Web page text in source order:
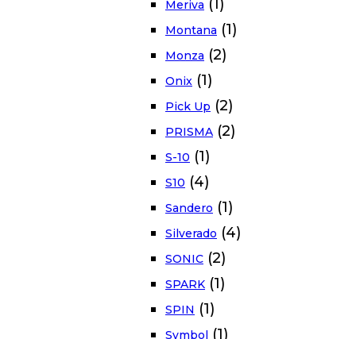
Meriva (1)
Montana (1)
Monza (2)
Onix (1)
Pick Up (2)
PRISMA (2)
S-10 (1)
S10 (4)
Sandero (1)
Silverado (4)
SONIC (2)
SPARK (1)
SPIN (1)
Symbol (1)